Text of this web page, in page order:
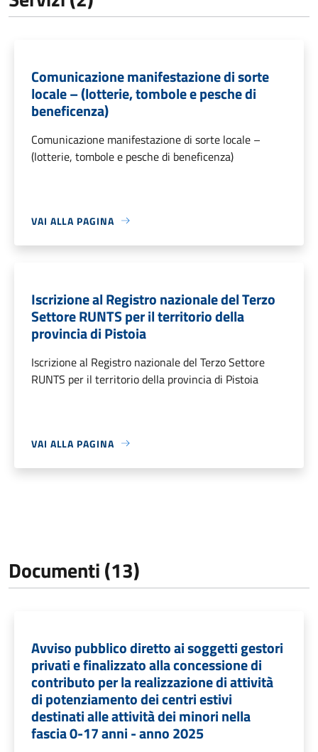
Comunicazione manifestazione di sorte
locale – (lotterie, tombole e pesche di
beneficenza)
Comunicazione manifestazione di sorte locale –
(lotterie, tombole e pesche di beneficenza)
VAI ALLA PAGINA
Iscrizione al Registro nazionale del Terzo
Settore RUNTS per il territorio della
provincia di Pistoia
Iscrizione al Registro nazionale del Terzo Settore
RUNTS per il territorio della provincia di Pistoia
VAI ALLA PAGINA
Documenti (13)
Avviso pubblico diretto ai soggetti gestori
privati e finalizzato alla concessione di
contributo per la realizzazione di attività
di potenziamento dei centri estivi
destinati alle attività dei minori nella
fascia 0-17 anni - anno 2025